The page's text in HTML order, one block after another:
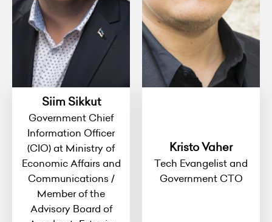
Siim Sikkut
Government Chief
Information Officer
(CIO) at Ministry of
Economic Affairs and
Communications /
Member of the
Advisory Board of
Kristo Vaher
Tech Evangelist and
Government CTO